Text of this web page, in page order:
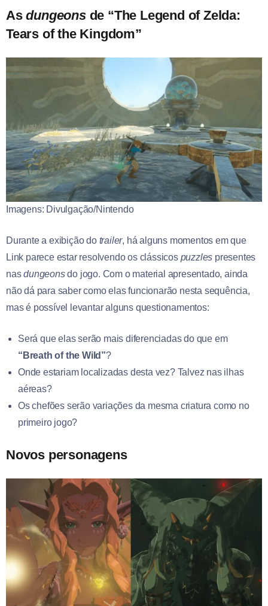
Asdungeonsde “The Legend of Zelda:
Tears of the Kingdom”
Imagens: Divulgação/Nintendo
Durante a exibição do trailer, há alguns momentos em que
Link parece estar resolvendo os clássicos puzzles presentes
nasdungeonsdo jogo. Com o material apresentado, ainda
não dá para saber como elas funcionarão nesta sequência,
mas é possível levantar alguns questionamentos:
Será que elas serão mais diferenciadas do que em
“Breath of the Wild”?
Onde estariam localizadas desta vez? Talvez nas ilhas
aéreas?
Os chefões serão variações da mesma criatura como no
primeiro jogo?
Novos personagens